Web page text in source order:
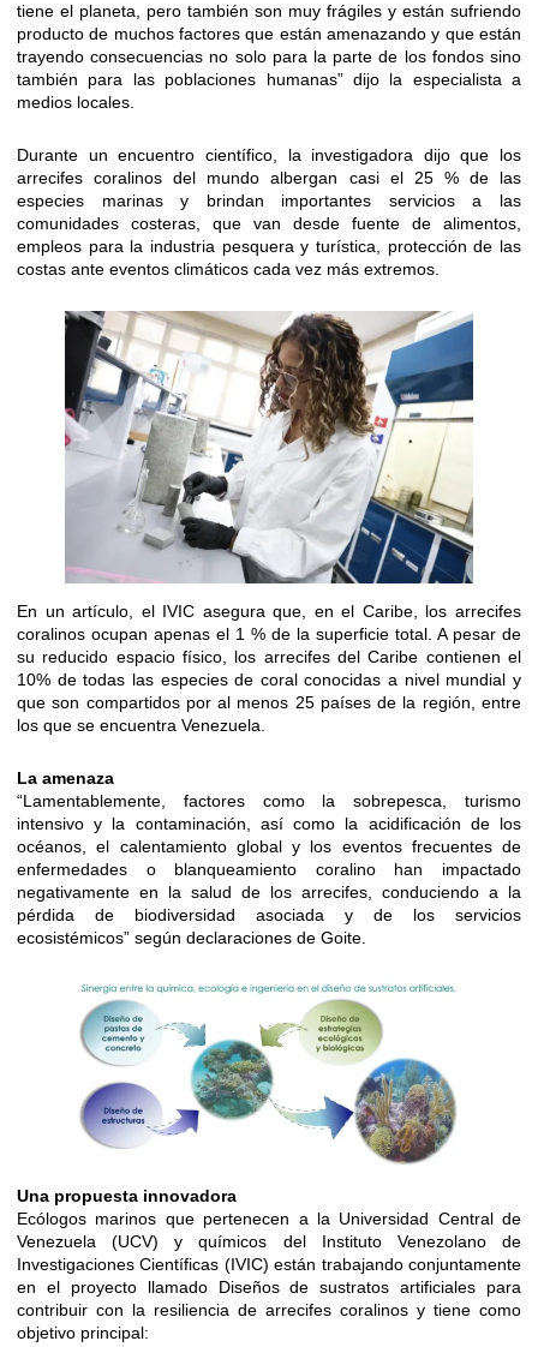
tiene el planeta, pero también son muy frágiles y están sufriendo
producto de muchos factores que están amenazando y que están
trayendo consecuencias no solo para la parte de los fondos sino
también para las poblaciones humanas” dijo la especialista a
medios locales.
Durante un encuentro científico, la investigadora dijo que los
arrecifes coralinos del mundo albergan casi el 25 % de las
especies marinas y brindan importantes servicios a las
comunidades costeras, que van desde fuente de alimentos,
empleos para la industria pesquera y turística, protección de las
costas ante eventos climáticos cada vez más extremos.
En un artículo, el IVIC asegura que, en el Caribe, los arrecifes
coralinos ocupan apenas el 1 % de la superficie total. A pesar de
su reducido espacio físico, los arrecifes del Caribe contienen el
10% de todas las especies de coral conocidas a nivel mundial y
que son compartidos por al menos 25 países de la región, entre
los que se encuentra Venezuela.
La amenaza
“Lamentablemente, factores como la sobrepesca, turismo
intensivo y la contaminación, así como la acidificación de los
océanos, el calentamiento global y los eventos frecuentes de
enfermedades o blanqueamiento coralino han impactado
negativamente en la salud de los arrecifes, conduciendo a la
pérdida de biodiversidad asociada y de los servicios
ecosistémicos” según declaraciones de Goite.
Una propuesta innovadora
Ecólogos marinos que pertenecen a la Universidad Central de
Venezuela (UCV) y químicos del Instituto Venezolano de
Investigaciones Científicas (IVIC) están trabajando conjuntamente
en el proyecto llamado Diseños de sustratos artificiales para
contribuir con la resiliencia de arrecifes coralinos y tiene como
objetivo principal: